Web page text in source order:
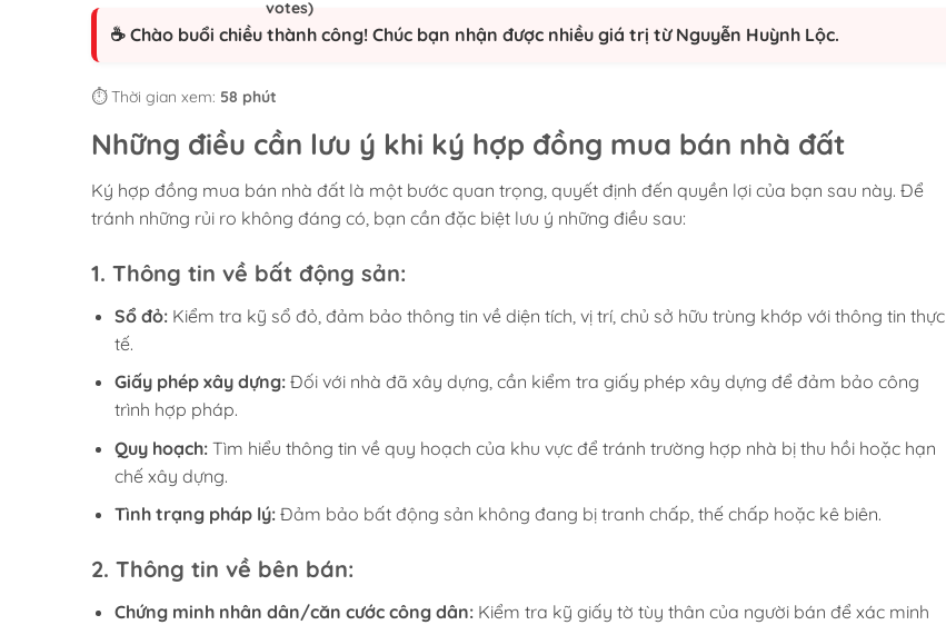
☕ Chào buổi chiều thành công! Chúc bạn nhận được nhiều giá trị từ Nguyễn Huỳnh Lộc.
⏱️ Thời gian xem: 58 phút
Những điều cần lưu ý khi ký hợp đồng mua bán nhà đất
Ký hợp đồng mua bán nhà đất là một bước quan trọng, quyết định đến quyền lợi của bạn sau này. Để
tránh những rủi ro không đáng có, bạn cần đặc biệt lưu ý những điều sau:
1. Thông tin về bất động sản:
Sổ đỏ:Kiểm tra kỹ sổ đỏ, đảm bảo thông tin về diện tích, vị trí, chủ sở hữu trùng khớp với thông tin thực
tế.
Giấy phép xây dựng:Đối với nhà đã xây dựng, cần kiểm tra giấy phép xây dựng để đảm bảo công
trình hợp pháp.
Quy hoạch:Tìm hiểu thông tin về quy hoạch của khu vực để tránh trường hợp nhà bị thu hồi hoặc hạn
chế xây dựng.
Tình trạng pháp lý:Đảm bảo bất động sản không đang bị tranh chấp, thế chấp hoặc kê biên.
2. Thông tin về bên bán:
Chứng minh nhân dân/căn cước công dân:Kiểm tra kỹ giấy tờ tùy thân của người bán để xác minh